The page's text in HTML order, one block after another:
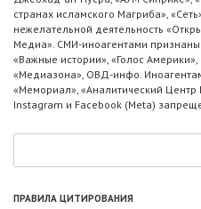
странах исламского Магриба»,
нежелательной деятельность
Медиа». СМИ-иноагентами
«Важные истории», «Голос
«Медиазона», ОВД-инфо.
«Мемориал», «Аналитический
Instagram и Facebook (Metа)
ПРАВИЛА ЦИТИРОВАНИЯ